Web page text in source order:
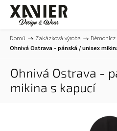
Domů / Zakázková výroba /
Ohnivá Ostrava - pánská / unisex
Ohnivá Ostrava -
mikina s kapucí